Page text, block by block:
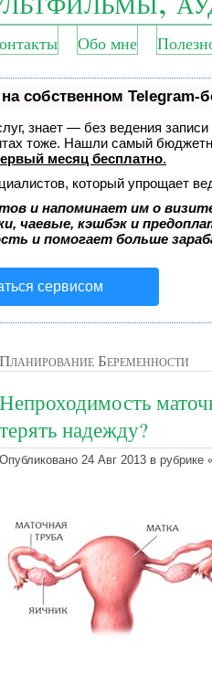
Обо мне
собственном Telegram-
знает — без ведения
тоже. Нашли самый
месяц бесплатно.
который упрощает
и напоминает им о
чаевые, кэшбэк и
и помогает больше
сервисом
Планирование Беременности
Непроходимость
терять надежду?
Опубликовано 24 Авг 2013 в рубрике